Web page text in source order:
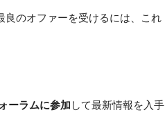
のオファーを受けるには、これ
ーラムに参加 して最新情報を入手